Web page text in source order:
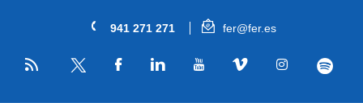
941 271 271 fer@fer.es
RSS